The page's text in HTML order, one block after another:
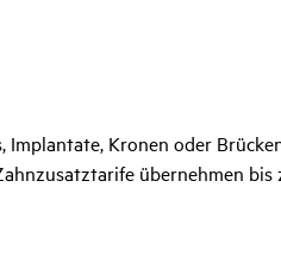
Kronen oder
übernehmen bis